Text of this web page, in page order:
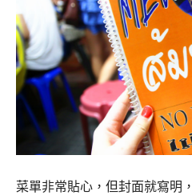
菜單非常貼心，但封面就寫明